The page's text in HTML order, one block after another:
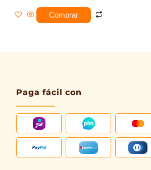
Comprar
Paga fácil con